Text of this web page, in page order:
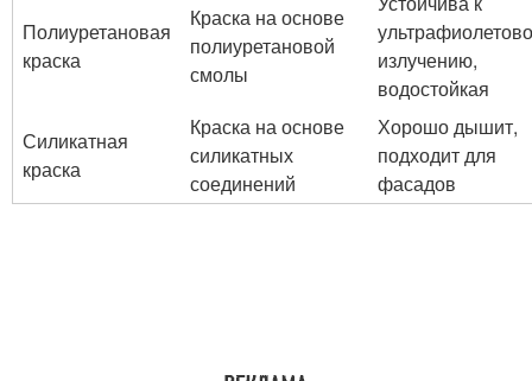
Полиуретановая
краска
Краска на основе
полиуретановой
смолы
излучению,
водостойкая
Силикатная
краска
Краска на основе
силикатных
соединений
Хорошо дышит,
подходит для
фасадов